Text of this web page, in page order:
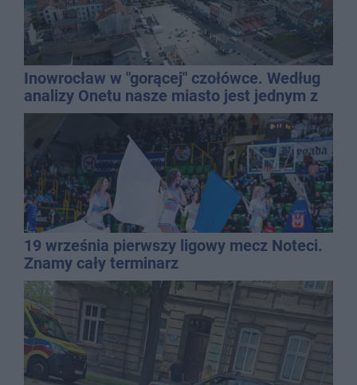
Inowrocław w "gorącej" czołówce. Według
analizy Onetu nasze miasto jest jednym z
najbardziej narażonych na upały
19 września pierwszy ligowy mecz Noteci.
Znamy cały terminarz